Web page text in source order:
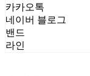
카카오톡
네이버 블로그
밴드
라인